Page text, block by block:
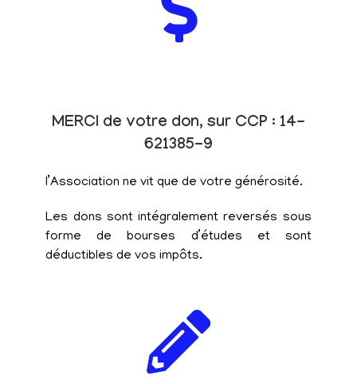
MERCI de votre don, sur CCP : 14-
621385-9
l’Association ne vit que de votre générosité.
Les dons sont intégralement reversés sous
forme de bourses d’études et sont
déductibles de vos impôts.